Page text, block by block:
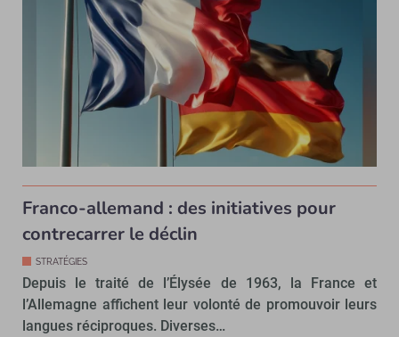
Franco-allemand : des initiatives pour
contrecarrer le déclin
STRATÉGIES
Depuis le traité de l’Élysée de 1963, la France et
l’Allemagne affichent leur volonté de promouvoir leurs
langues réciproques. Diverses…